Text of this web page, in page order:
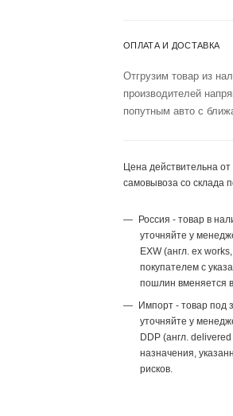
ОПЛАТА И ДОСТАВКА
Отгрузим товар из
производителей
попутным авто с
Цена действительна
самовывоза со склада
Россия - товар в
уточняйте у
EXW (англ. ex
покупателем с
пошлин вменяется
Импорт - товар под
уточняйте у
DDP (англ.
назначения,
рисков.